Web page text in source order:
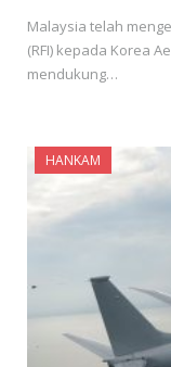
Malaysia telah
(RFI) kepada Korea
mendukung…
HANKAM